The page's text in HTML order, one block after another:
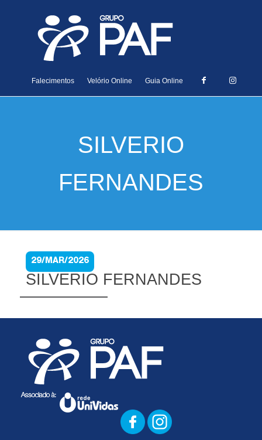
Falecimentos Velório Online Guia Online
SILVERIO
FERNANDES
29/MAR/2026
SILVERIO FERNANDES